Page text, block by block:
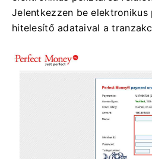
Jelentkezzen be
hitelesítő adataival a